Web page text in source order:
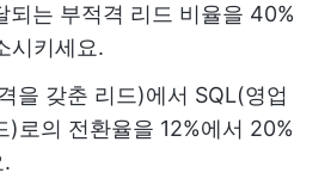
되는 부적격 리드 비율을 40%
시키세요.
을 갖춘 리드)에서 SQL(영업
)로의 전환율을 12%에서 20%